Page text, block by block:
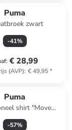
Puma
zwart
-41%
: € 28,99
(AVP): € 49,95*
Puma
shirt "Move
zwart
-57%